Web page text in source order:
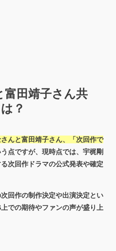
富田靖子さん共
？
んと富田靖子さん、
「次回作で
点ですが、 現時点では、宇梶剛
次回作ドラマの公式発表や確定
回作の制作決定や出演決定とい
での期待やファンの声が盛り上